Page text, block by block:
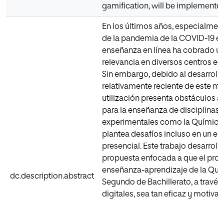
gamification, will be
dc.description.abstract
En los últimos años,
de la pandemia de la COVID-19
enseñanza en línea ha cobrado
relevancia en diversos centros
Sin embargo, debido al desarrollo
relativamente reciente de este
utilización presenta obstáculos
para la enseñanza de disciplinas
experimentales como la
plantea desafíos incluso en un
presencial. Este trabajo
propuesta enfocada a que el
enseñanza-aprendizaje de la
Segundo de Bachillerato, a
digitales, sea tan eficaz y